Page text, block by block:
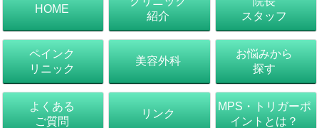
HOME
紹介
スタッフ
ペインク
リニック
美容外科
お悩みから
探す
よくある
ご質問
リンク
MPS・トリガーポ
イントとは？